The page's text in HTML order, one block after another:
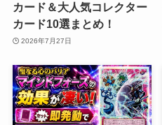
カード＆大人気コレクター
カード10選まとめ！
2026年7月27日